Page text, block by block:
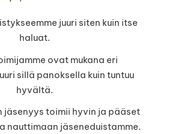
juuri siten kuin itse
haluat.
ovat mukana eri
sillä panoksella kuin tuntuu
hyvältä.
jäsenyys toimii hyvin ja pääset
nauttimaan jäseneduistamme.